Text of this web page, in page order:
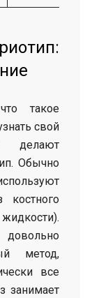
такое
свой
делают
Обычно
костного
метод,
все
занимает